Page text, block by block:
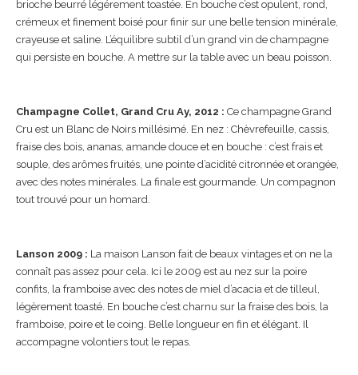
brioche beurré légérement toastée. En bouche c’est opulent, rond,
crémeux et finement boisé pour finir sur une belle tension minérale,
crayeuse et saline. L’équilibre subtil d’un grand vin de champagne
qui persiste en bouche. A mettre sur la table avec un beau poisson.
Champagne Collet, Grand Cru Ay, 2012 : Ce champagne Grand
Cru est un Blanc de Noirs millésimé. En nez : Chèvrefeuille, cassis,
fraise des bois, ananas, amande douce et en bouche : c’est frais et
souple, des arômes fruités, une pointe d’acidité citronnée et orangée,
avec des notes minérales. La finale est gourmande. Un compagnon
tout trouvé pour un homard.
Lanson 2009 : La maison Lanson fait de beaux vintages et on ne la
connaît pas assez pour cela. Ici le 2009 est au nez sur la poire
confits, la framboise avec des notes de miel d’acacia et de tilleul,
légèrement toasté. En bouche c’est charnu sur la fraise des bois, la
framboise, poire et le coing. Belle longueur en fin et élégant. Il
accompagne volontiers tout le repas.